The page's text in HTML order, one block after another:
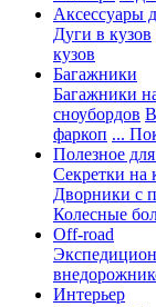
Дуги в кузов
кузов
Багажники
Багажники
сноубордов
фаркоп ...
Полезное
Секретки на
Дворники с
Колесные
Off-road
Интерьер